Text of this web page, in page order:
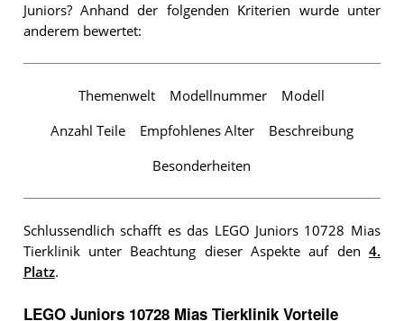
Juniors? Anhand der folgenden Kriterien wurde unter
anderem bewertet:
Themenwelt Modellnummer Modell
Anzahl Teile Empfohlenes Alter Beschreibung
Besonderheiten
Schlussendlich schafft es das LEGO Juniors 10728 Mias
Tierklinik unter Beachtung dieser Aspekte auf den 4.
Platz.
LEGO Juniors 10728 Mias Tierklinik Vorteile